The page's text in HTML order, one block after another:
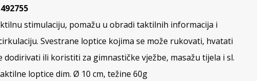
stimulaciju, pomažu u obradi taktilnih informacija i
Svestrane loptice kojima se može rukovati, hvatati
dodirivati ili koristiti za gimnastičke vježbe, masažu tijela i sl.
loptice dim. Ø 10 cm, težine 60g